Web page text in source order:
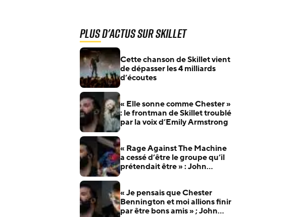
Plus d'actus sur Skillet
Cette chanson de Skillet vient
de dépasser les 4 milliards
d’écoutes
« Elle sonne comme Chester »
: le frontman de Skillet troublé
par la voix d’Emily Armstrong
« Rage Against The Machine
a cessé d’être le groupe qu’il
prétendait être » : John
RATM
« Je pensais que Chester
Bennington et moi allions finir
par être bons amis » ; John